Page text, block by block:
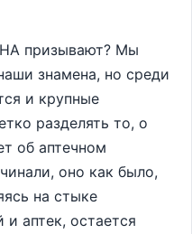
призывают? Мы
знамена, но среди
и крупные
разделять то, о
об аптечном
оно как было,
на стыке
и аптек, остается